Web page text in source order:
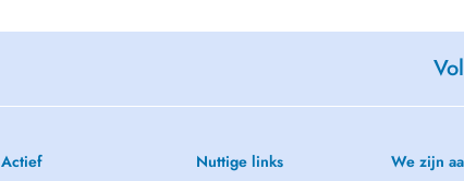
Actief Nuttige links We zijn